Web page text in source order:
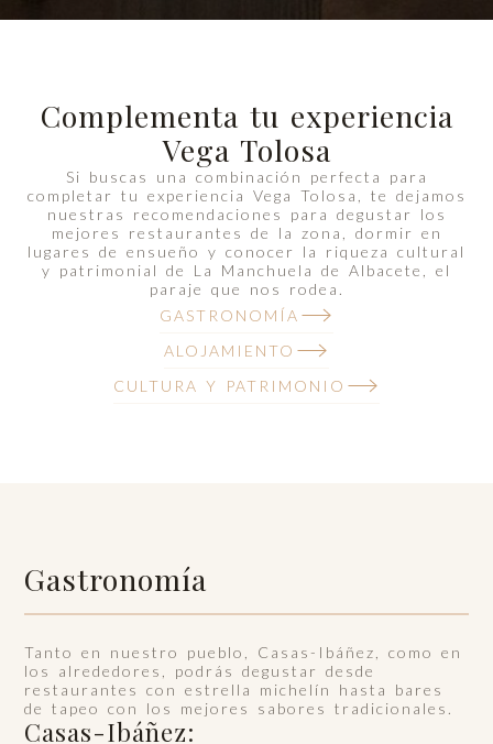
Complementa tu experiencia
Vega Tolosa
Si buscas una combinación perfecta para
completar tu experiencia Vega Tolosa, te dejamos
nuestras recomendaciones para degustar los
mejores restaurantes de la zona, dormir en
lugares de ensueño y conocer la riqueza cultural
y patrimonial de La Manchuela de Albacete, el
paraje que nos rodea.
GASTRONOMÍA
ALOJAMIENTO
CULTURA Y PATRIMONIO
Gastronomía
Tanto en nuestro pueblo, Casas-Ibáñez, como en
los alrededores, podrás degustar desde
restaurantes con estrella michelín hasta bares
de tapeo con los mejores sabores tradicionales.
Casas-Ibáñez: